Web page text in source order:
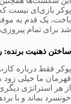
پوکر بازی‌ای نیست
باخت، یک قدم به
شد برای تمام
ساختن ذهنیت برنده:
پوکر فقط درباره
قهرمان ما خیلی
از هر استراتژی
خونسرد بماند و با